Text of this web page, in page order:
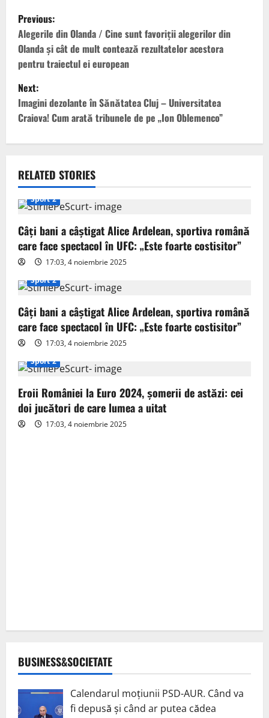
P
o
s
t
n
a
v
i
g
a
t
i
o
n
Previous:
Alegerile din Olanda / Cine sunt favoriții alegerilor din
Olanda și cât de mult contează rezultatelor acestora
pentru traiectul ei european
Next:
Imagini dezolante în Sănătatea Cluj – Universitatea
Craiova! Cum arată tribunele de pe „Ion Oblemenco”
RELATED STORIES
Sport 2
Câți bani a câștigat Alice Ardelean, sportiva română
care face spectacol în UFC: „Este foarte costisitor”
17:03, 4 noiembrie 2025
Sport 2
Câți bani a câștigat Alice Ardelean, sportiva română
care face spectacol în UFC: „Este foarte costisitor”
17:03, 4 noiembrie 2025
Sport 2
Eroii României la Euro 2024, șomerii de astăzi: cei
doi jucători de care lumea a uitat
17:03, 4 noiembrie 2025
BUSINESS&SOCIETATE
Calendarul moțiunii PSD-AUR. Când va
fi depusă și când ar putea cădea